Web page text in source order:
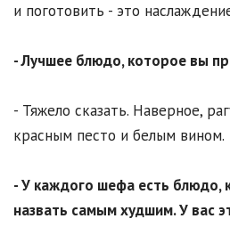
и поготовить - это
- Лучшее блюдо, которое вы
- Тяжело сказать. Наверное,
красным песто и белым вином.
- У каждого шефа есть блюдо,
назвать самым худшим. У вас